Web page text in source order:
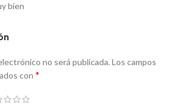
bien
no será publicada. Los campos
con *